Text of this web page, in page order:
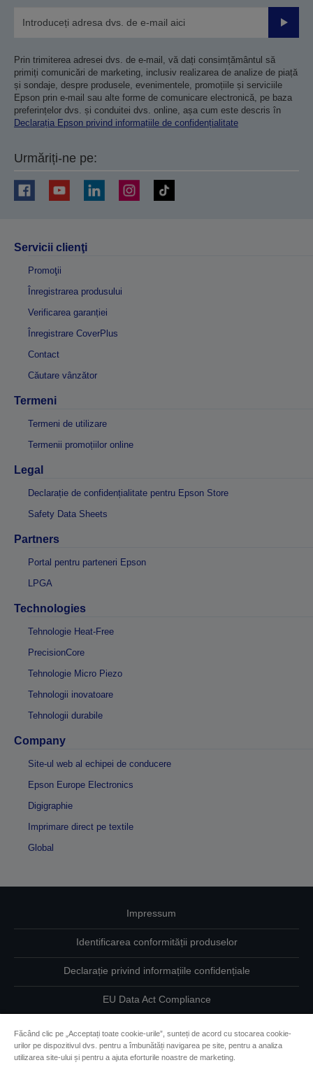
Prin trimiterea adresei dvs. de e-mail, vă dați consimțământul să
primiți comunicări de marketing, inclusiv realizarea de analize de piață
și sondaje, despre produsele, evenimentele, promoțiile și serviciile
Epson prin e-mail sau alte forme de comunicare electronică, pe baza
preferințelor dvs. și conduitei dvs. online, așa cum este descris în
Declarația Epson privind informațiile de confidențialitate
Urmăriți-ne pe:
Servicii clienţi
Promoţii
Înregistrarea produsului
Verificarea garanției
Înregistrare CoverPlus
Contact
Căutare vânzător
Termeni
Termeni de utilizare
Termenii promoțiilor online
Legal
Declarație de confidențialitate pentru Epson Store
Safety Data Sheets
Partners
Portal pentru parteneri Epson
LPGA
Technologies
Tehnologie Heat-Free
PrecisionCore
Tehnologie Micro Piezo
Tehnologii inovatoare
Tehnologii durabile
Company
Site-ul web al echipei de conducere
Epson Europe Electronics
Digigraphie
Imprimare direct pe textile
Global
Impressum
Identificarea conformității produselor
Declarație privind informațiile confidențiale
EU Data Act Compliance
Contactaţi-ne în legătură cu datele dumneavoastră
Informaţii despre modulele cookie
Făcând clic pe „Acceptați toate cookie-urile”, sunteți de acord cu stocarea cookie-
urilor pe dispozitivul dvs. pentru a îmbunătăți navigarea pe site, pentru a analiza
utilizarea site-ului și pentru a ajuta eforturile noastre de marketing.